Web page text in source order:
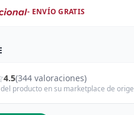
- ENVÍO GRATIS
4.5(344 valoraciones)
producto en su marketplace de